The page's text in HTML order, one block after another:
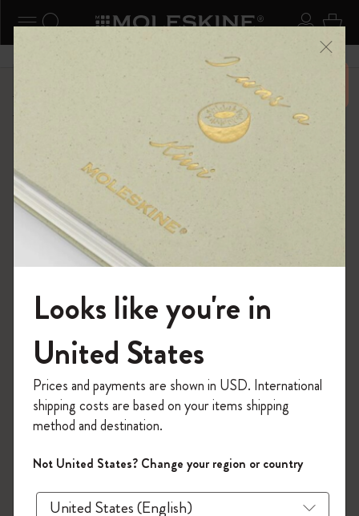
ナビゲーションの切替 ログ
検索 (キーワードなど) カ
6,500円以上のご購入で送料無料 メニ
ーを閉じる
ショップ
BLACKPINK × モレスキン コレクション
zoom.cta
モレスキンの世界へようこそ
「WELCOME10」を入力すると、初回注
文が10%オフ＋送料無料になります。セ
ール・アウトレット品は適用外。
Moleskineアカウントを作成して限定オフ
ァーや会員特典、さらに多くのインスピ
レーションを手に入れましょう。
Looks like you're in
United States
Prices and payments are shown in USD. International
shipping costs are based on your items shipping
method and destination.
Not United States? Change your region or country